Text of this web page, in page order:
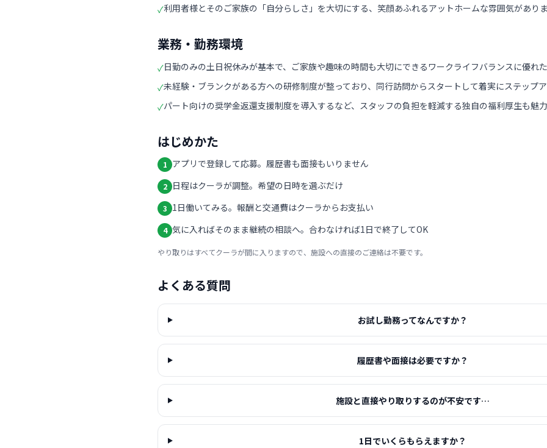
✓利用者様とそのご家族の「自分らしさ」を大切にする、笑顔あふれるアットホームな雰囲気がありま
業務・勤務環境
✓日勤のみの土日祝休みが基本で、ご家族や趣味の時間も大切にできるワークライフバランスに優れた
✓未経験・ブランクがある方への研修制度が整っており、同行訪問からスタートして着実にステップア
✓パート向けの奨学金返還支援制度を導入するなど、スタッフの負担を軽減する独自の福利厚生も魅力
はじめかた
1 アプリで登録して応募。履歴書も面接もいりません
2 日程はクーラが調整。希望の日時を選ぶだけ
3 1日働いてみる。報酬と交通費はクーラからお支払い
4 気に入ればそのまま継続の相談へ。合わなければ1日で終了してOK
やり取りはすべてクーラが間に入りますので、施設への直接のご連絡は不要です。
よくある質問
お試し勤務ってなんですか？
履歴書や面接は必要ですか？
施設と直接やり取りするのが不安です…
1日でいくらもらえますか？